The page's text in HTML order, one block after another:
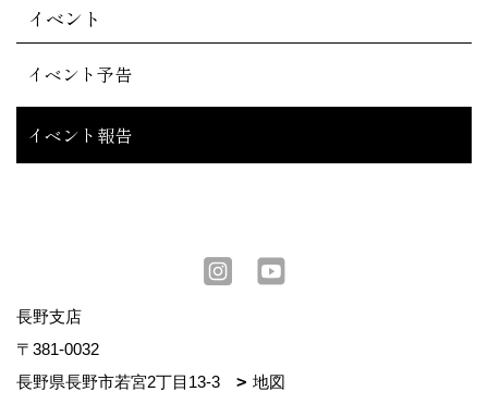
イベント
イベント予告
イベント報告
長野支店
〒381-0032
長野県長野市若宮2丁目13-3
地図